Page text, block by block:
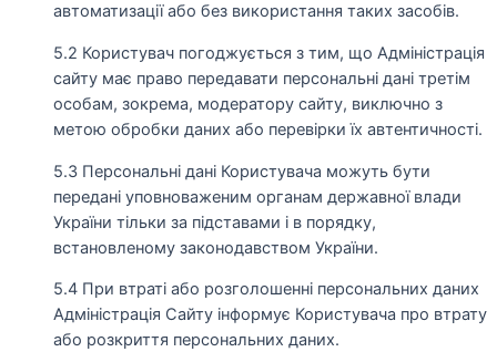
автоматизації або без використання таких засобів.
5.2 Користувач погоджується з тим, що Адміністрація
сайту має право передавати персональні дані третім
особам, зокрема, модератору сайту, виключно з
метою обробки даних або перевірки їх автентичності.
5.3 Персональні дані Користувача можуть бути
передані уповноваженим органам державної влади
України тільки за підставами і в порядку,
встановленому законодавством України.
5.4 При втраті або розголошенні персональних даних
Адміністрація Сайту інформує Користувача про втрату
або розкриття персональних даних.